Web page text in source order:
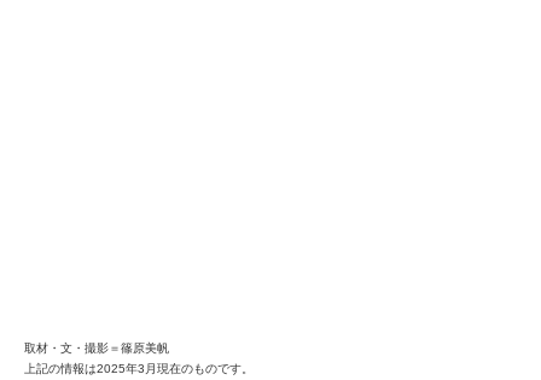
取材・文・撮影＝篠原美帆
上記の情報は2025年3月現在のものです。